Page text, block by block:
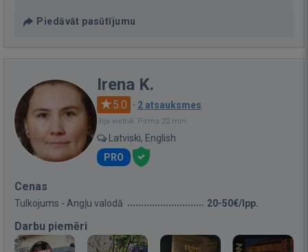
Piedāvāt pasūtījumu
Irena K.
5.0 · 2 atsauksmes
Bija vietnē: Pirms 22 min.
Latviski, English
PRO
Cenas
Tulkojums - Angļu valodā 20-50€/lpp.
Darbu piemēri